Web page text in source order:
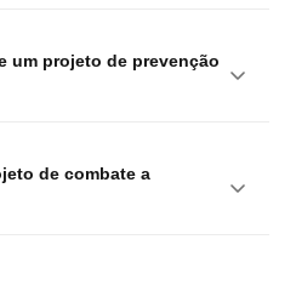
um projeto de prevenção
de combate a